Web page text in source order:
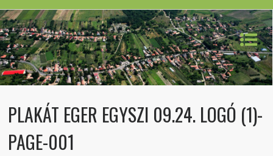
PLAKÁT EGER EGYSZI 09.24. LOGÓ (1)-
PAGE-001